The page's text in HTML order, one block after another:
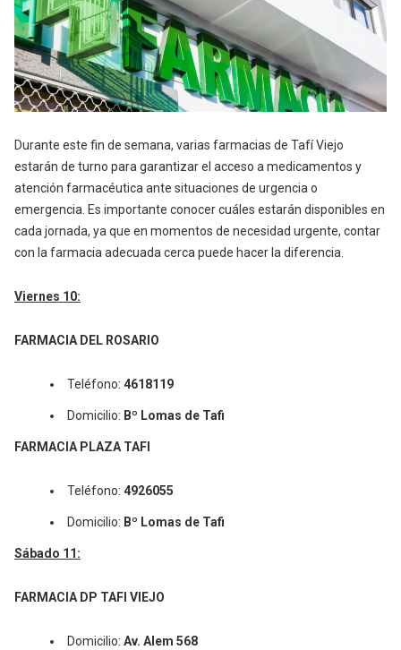
Durante este fin de semana, varias farmacias de Tafí Viejo
estarán de turno para garantizar el acceso a medicamentos y
atención farmacéutica ante situaciones de urgencia o
emergencia. Es importante conocer cuáles estarán disponibles en
cada jornada, ya que en momentos de necesidad urgente, contar
con la farmacia adecuada cerca puede hacer la diferencia.
Viernes 10:
FARMACIA DEL ROSARIO
Teléfono: 4618119
Domicilio: Bº Lomas de Tafi
FARMACIA PLAZA TAFI
Teléfono: 4926055
Domicilio: Bº Lomas de Tafi
Sábado 11:
FARMACIA DP TAFI VIEJO
Domicilio: Av. Alem 568